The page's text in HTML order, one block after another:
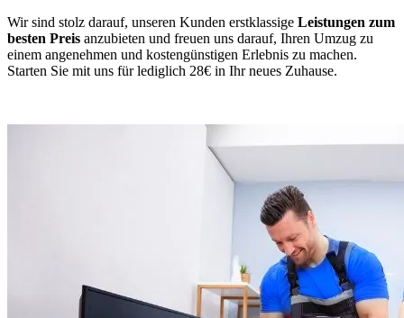
Wir sind stolz darauf, unseren Kunden erstklassige Leistungen zum
besten Preis anzubieten und freuen uns darauf, Ihren Umzug zu
einem angenehmen und kostengünstigen Erlebnis zu machen.
Starten Sie mit uns für lediglich 28€ in Ihr neues Zuhause.